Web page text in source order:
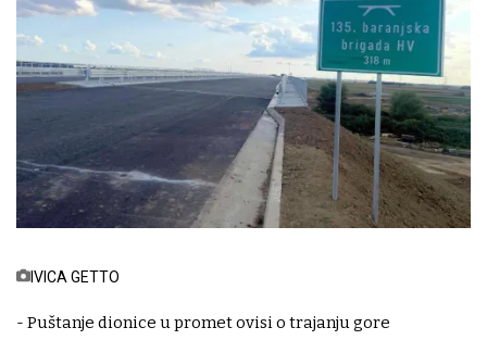
IVICA GETTO
- Puštanje dionice u promet ovisi o trajanju gore